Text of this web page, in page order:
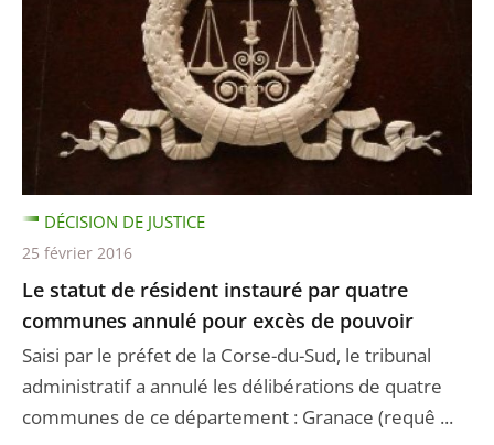
Le statut de résident instauré par quatre
communes annulé pour excès de pouvoir
Saisi par le préfet de la Corse-du-Sud, le tribunal
administratif a annulé les délibérations de quatre
communes de ce département : Granace (requê ...
DÉCISION DE JUSTICE
25 février 2016